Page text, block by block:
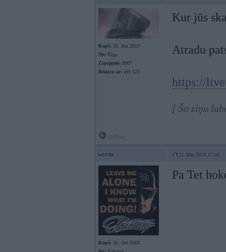
Kopš: 26. Jun 2013
No: Rīga
Ziņojumi: 8907
Braucu ar: e39 523
Kur jūs
Atradu
https://
[ Šo ziņu
werto 21. May 2023, 17:36
Kopš: 30. Oct 2008
Pa Tet